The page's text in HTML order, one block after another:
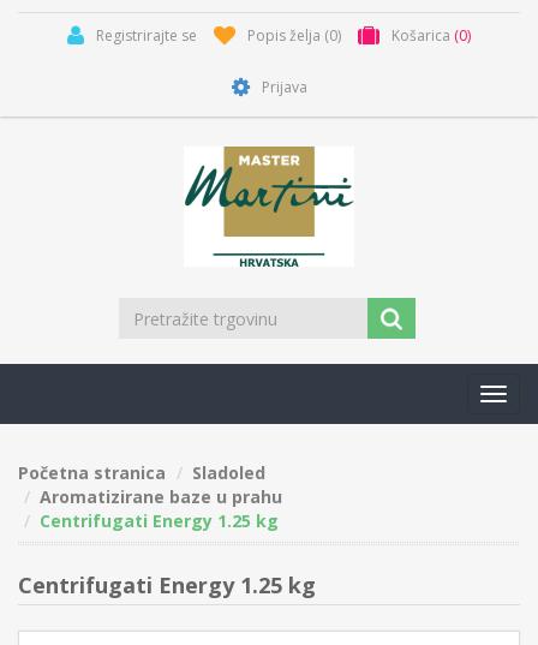
Registrirajte se Popis želja (0) Košarica (0)
Prijava
Početna stranica
Sladoled
Aromatizirane baze u prahu
Centrifugati Energy 1.25 kg
Centrifugati Energy 1.25 kg